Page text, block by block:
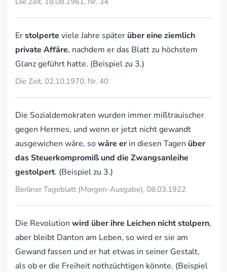
Erstolperte viele Jahre später über eine ziemlich
private Affäre, nachdem er das Blatt zu höchstem
Glanz geführt hatte. (Beispiel zu 3.)
Die Zeit, 02.10.1970, Nr. 40
Die Sozialdemokraten wurden immer mißtrauischer
gegen Hermes, und wenn er jetzt nicht gewandt
ausgewichen wäre, sowäre erin diesen Tagen über
das Steuerkompromiß und die Zwangsanleihe
gestolpert. (Beispiel zu 3.)
Berliner Tageblatt (Morgen-Ausgabe), 08.03.1922
Die Revolution wird über ihre Leichen nicht stolpern,
aber bleibt Danton am Leben, so wird er sie am
Gewand fassen und er hat etwas in seiner Gestalt,
als ob er die Freiheit nothzüchtigen könnte. (Beispiel